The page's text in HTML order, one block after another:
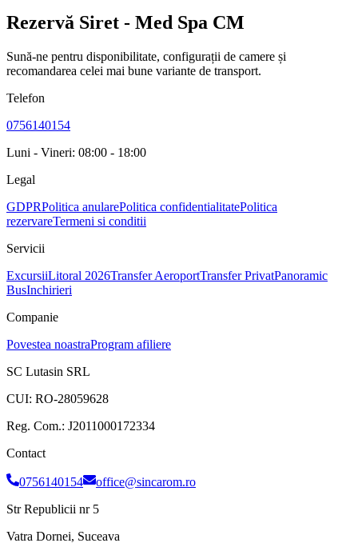
Rezervă Siret - Med Spa CM
Sună-ne pentru disponibilitate, configurații de camere și
recomandarea celei mai bune variante de transport.
Telefon
0756140154
Luni - Vineri: 08:00 - 18:00
Legal
GDPRPolitica anularePolitica confidentialitatePolitica
rezervareTermeni si conditii
Servicii
ExcursiiLitoral 2026Transfer AeroportTransfer PrivatPanoramic
BusInchirieri
Companie
Povestea noastraProgram afiliere
SC Lutasin SRL
CUI: RO-28059628
Reg. Com.: J2011000172334
Contact
0756140154
office@sincarom.ro
Str Republicii nr 5
Vatra Dornei, Suceava